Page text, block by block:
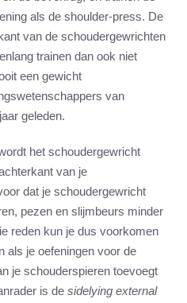
als de shoulder-press. De
van de schoudergewrichten
trainen dan ook niet
een gewicht
van
geleden.
het schoudergewricht
van je
dat je schoudergewricht
pezen en slijmbeurs minder
reden kun je dus voorkomen
als je oefeningen voor de
je schouderspieren toevoegt
is de sidelying external